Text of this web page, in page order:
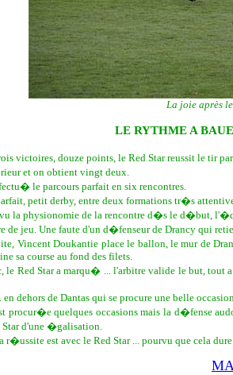
La joie après
LE RYTHME A
victoires, douze points, le Red Star reussit le tir
et on obtient vingt deux.
le parcours parfait en six rencontres.
petit derby, entre deux formations tr�s
la physionomie de la rencontre d�s le d�but,
jeu. Une faute d'un d�fenseur de Drancy qui
Vincent Doukantie place le ballon, le mur de
sa course au fond des filets.
le Red Star a marqu� ... l'arbitre valide le but,
dehors de Dantas qui se procure une belle
procur�e quelques occasions mais la d�fense
Star d'une �galisation.
est avec le Red Star ... pourvu que cela